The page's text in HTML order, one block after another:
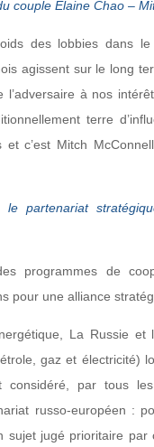
couple Elaine Chao –
des lobbies dans le
agissent sur le long
à nos
terre
et c’est Mitch
partenariat
programmes de
pour une alliance
La Russie et
gaz et électricité)
par tous
russo-européen :
jugé prioritaire par